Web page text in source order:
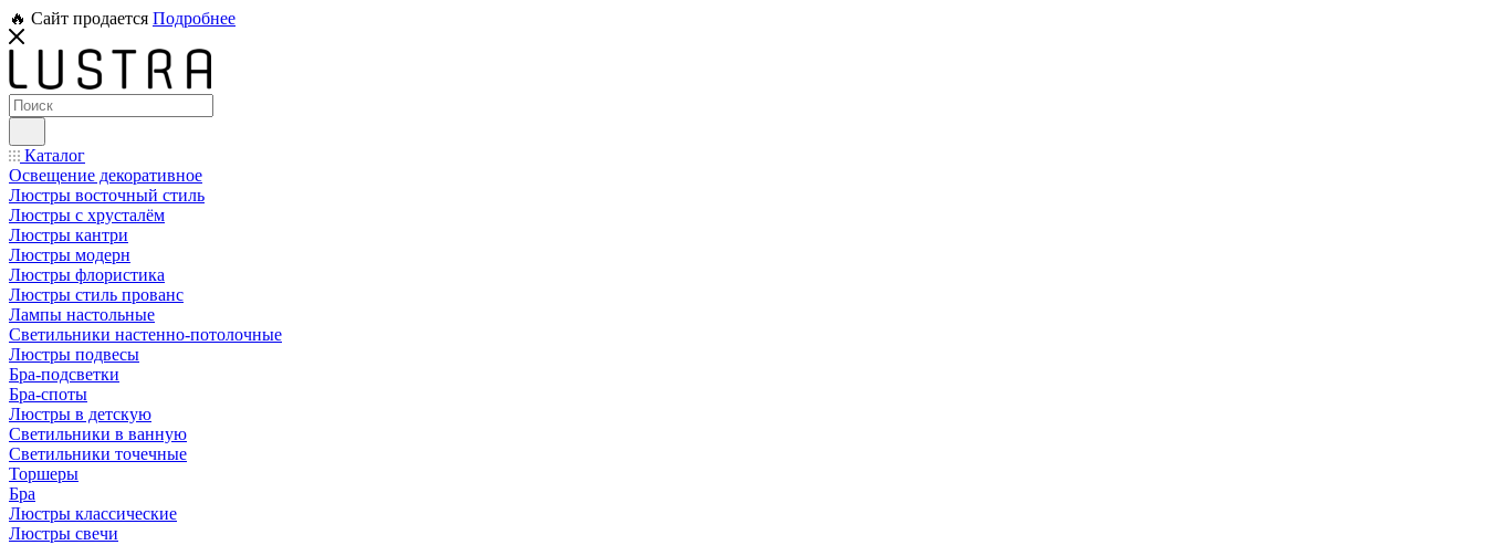
🔥 Сайт продается Подробнее
Каталог
Освещение декоративное
Люстры восточный стиль
Люстры с хрусталём
Люстры кантри
Люстры модерн
Люстры флористика
Люстры стиль прованс
Лампы настольные
Светильники настенно-потолочные
Люстры подвесы
Бра-подсветки
Бра-споты
Люстры в детскую
Светильники в ванную
Светильники точечные
Торшеры
Бра
Люстры классические
Люстры свечи